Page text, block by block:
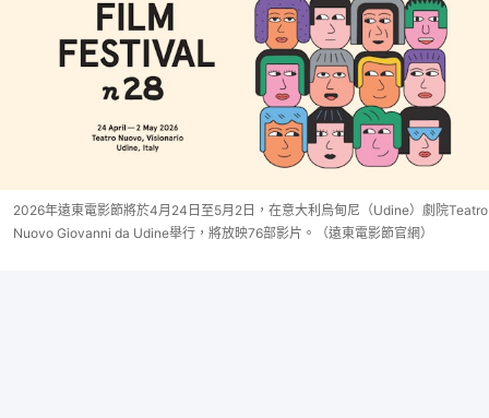
2026年遠東電影節將於4月24日至5月2日，在意大利烏甸尼（Udine）劇院Teatro
Nuovo Giovanni da Udine舉行，將放映76部影片。（遠東電影節官網）